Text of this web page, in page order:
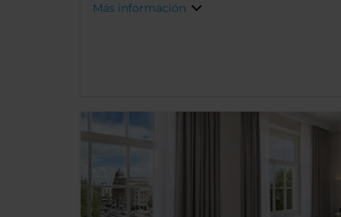
Más información